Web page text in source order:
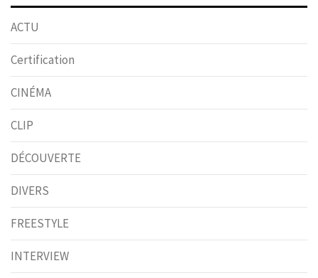
ACTU
Certification
CINÉMA
CLIP
DÉCOUVERTE
DIVERS
FREESTYLE
INTERVIEW